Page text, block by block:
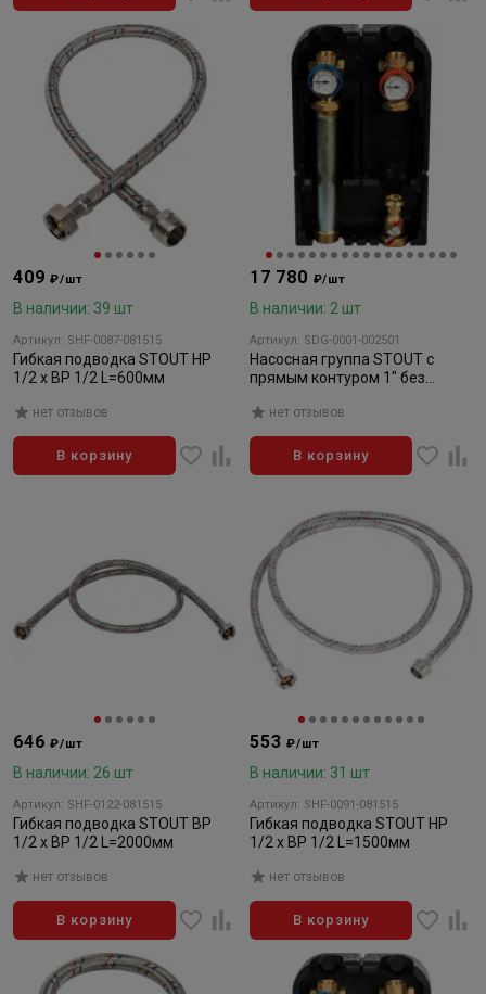
409₽/шт
В наличии: 39 шт
Артикул: SHF-0087-081515
Гибкая подводка STOUT НP
1/2 x BP 1/2 L=600мм
нет отзывов
В корзину
17 780 ₽/шт
В наличии: 2 шт
Артикул: SDG-0001-002501
Насосная группа STOUT с
прямым контуром 1" без
нет отзывов
В корзину
646₽/шт
В наличии: 26 шт
Артикул: SHF-0122-081515
Гибкая подводка STOUT BP
1/2 x BP 1/2 L=2000мм
нет отзывов
В корзину
553₽/шт
В наличии: 31 шт
Артикул: SHF-0091-081515
Гибкая подводка STOUT НP
1/2 x BP 1/2 L=1500мм
нет отзывов
В корзину